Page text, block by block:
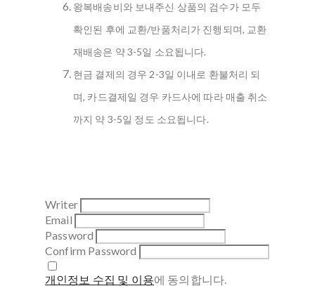
왕복배송비와 보내주신 상품의 검수가 모두
확인된 후에 교환/반품처리가 진행되며, 교환
재배송은 약 3-5일 소요됩니다.
현금 결제의 경우 2-3일 이내로 환불처리 되
며, 카드결제일 경우 카드사에 따라 매출 취소
까지 약 3-5일 정도 소요됩니다.
Writer
Email
Password
Confirm Password
개인정보 수집 및 이용에 동의합니다.